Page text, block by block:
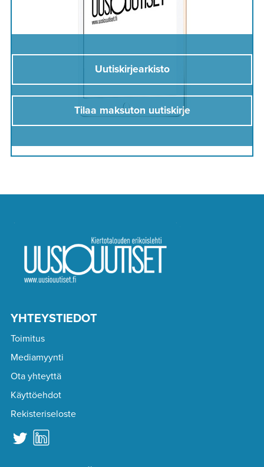
Uutiskirjearkisto
Tilaa maksuton uutiskirje
YHTEYSTIEDOT
Toimitus
Mediamyynti
Ota yhteyttä
Käyttöehdot
Rekisteriseloste